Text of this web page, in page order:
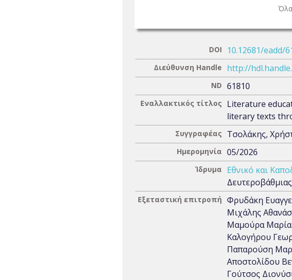
Όλα
DOI 10.12681/eadd/
Διεύθυνση Handle http://
ND 61810
Εναλλακτικός τίτλος Literature
literary texts
Συγγραφέας Τσολάκης,
Ημερομηνία 05/2026
Ίδρυμα Εθνικό και
Εξεταστική επιτροπή Φρυδάκη
Μιχάλης
Μαμούρα Μαρία
Καλογήρου
Παπαρούση
Αποστολίδου
Γούτσος